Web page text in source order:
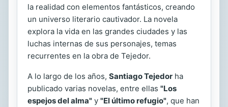
la realidad con elementos fantásticos, creando
un universo literario cautivador. La novela
explora la vida en las grandes ciudades y las
luchas internas de sus personajes, temas
recurrentes en la obra de Tejedor.
A lo largo de los años, Santiago Tejedor ha
publicado varias novelas, entre ellas "Los
espejos del alma" y "El último refugio", que han